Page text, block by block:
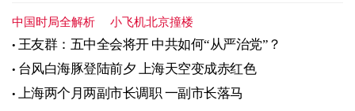
中国时局全解析 小飞机北京撞楼
王友群：五中全会将开 中共如何“从严治党”？
台风白海豚登陆前夕 上海天空变成赤红色
上海两个月两副市长调职 一副市长落马